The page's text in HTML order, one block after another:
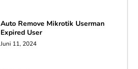
Auto Remove Mikrotik Userman
Expired User
Juni 11, 2024